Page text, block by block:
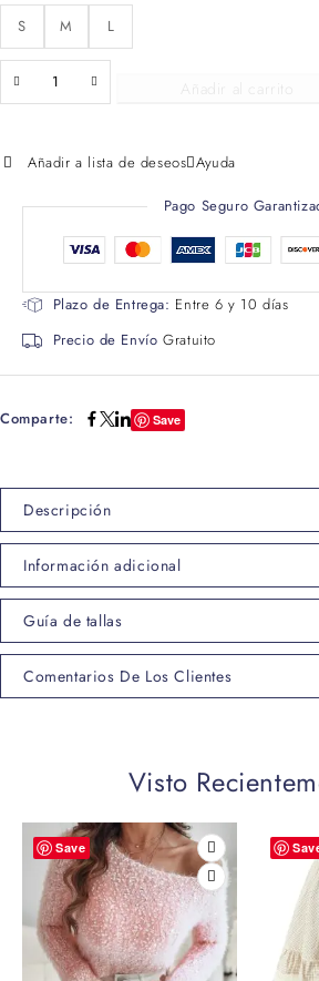
S
M L
Añadir al carrito
Añadir a lista de deseos Ayuda
Pago Seguro
Plazo de Entrega: Entre 6 y 10 días
Precio de Envío Gratuito
Comparte: Save
Descripción
Información adicional
Guía de tallas
Comentarios De Los Clientes
Visto
Save